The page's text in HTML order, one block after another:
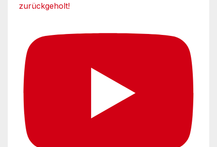
zurückgeholt!